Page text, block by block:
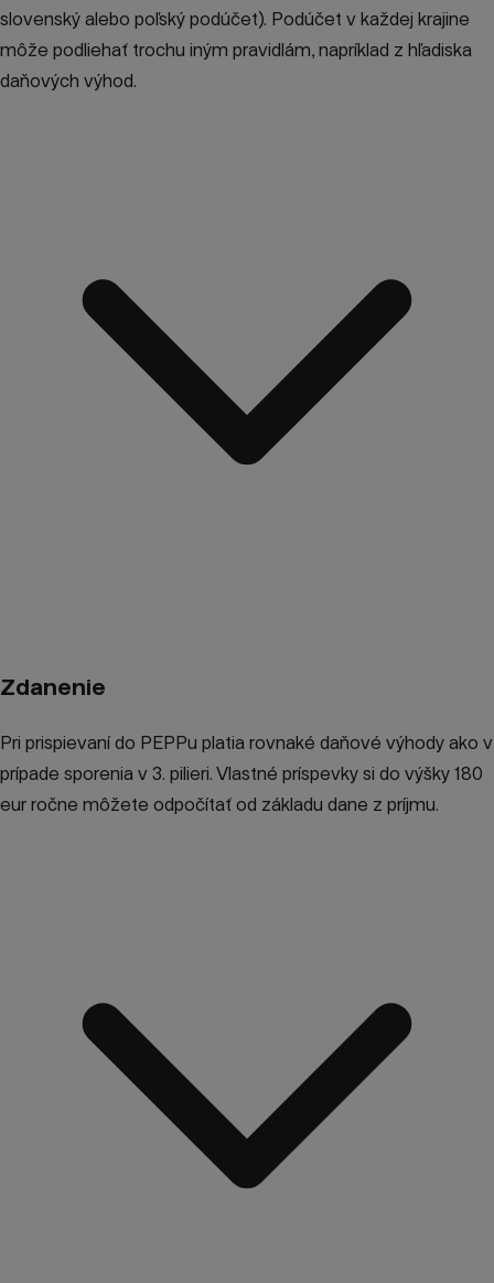
slovenský alebo poľský podúčet). Podúčet v každej krajine
môže podliehať trochu iným pravidlám, napríklad z hľadiska
daňových výhod.
Zdanenie
Pri prispievaní do PEPPu platia rovnaké daňové výhody ako v
prípade sporenia v 3. pilieri. Vlastné príspevky si do výšky 180
eur ročne môžete odpočítať od základu dane z príjmu.